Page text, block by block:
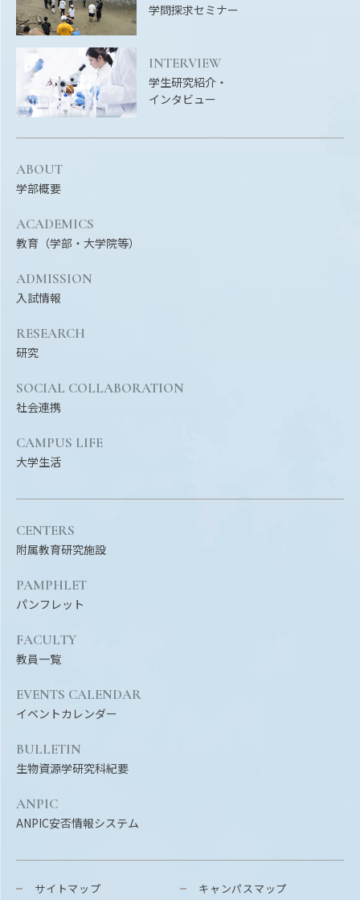
サイトマップ
交通案内
キャンパスマップ
サイトマップ キャンパスマップ
学問探求セミナー
INTERVIEW
学生研究紹介・
インタビュー
ABOUT
学部概要
ACADEMICS
教育（学部・大学院等）
ADMISSION
入試情報
RESEARCH
研究
SOCIAL COLLABORATION
社会連携
CAMPUS LIFE
大学生活
CENTERS
附属教育研究施設
PAMPHLET
パンフレット
FACULTY
教員一覧
EVENTS CALENDAR
イベントカレンダー
BULLETIN
生物資源学研究科紀要
ANPIC
ANPIC安否情報システム